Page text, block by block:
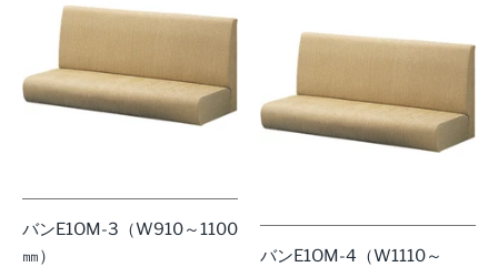
バンE1OM-3（W910～1100
㎜）
バンE1OM-4（W1110～